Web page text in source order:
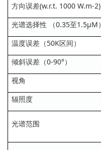
方向误差(w.r.t. 1000 W.m-2)
光谱选择性 （0.35至1.5µM）
温度误差（50K区间）
倾斜误差（0-90°）
视角
辐照度
光谱范围